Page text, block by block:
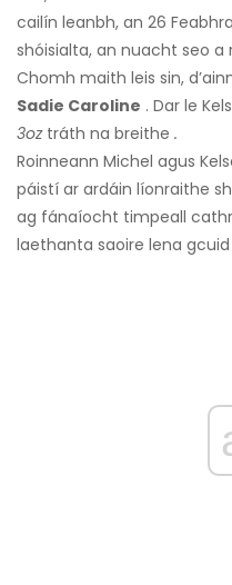
cailín leanbh, an 26
shóisialta, an nuacht seo
Chomh maith leis sin,
Sadie Caroline . Dar le
3oztráth na breithe .
Roinneann Michel agus
páistí ar ardáin líonraithe
ag fánaíocht timpeall
laethanta saoire lena